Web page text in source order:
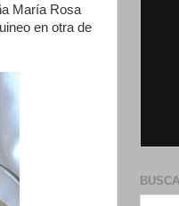
María Rosa
en otra de